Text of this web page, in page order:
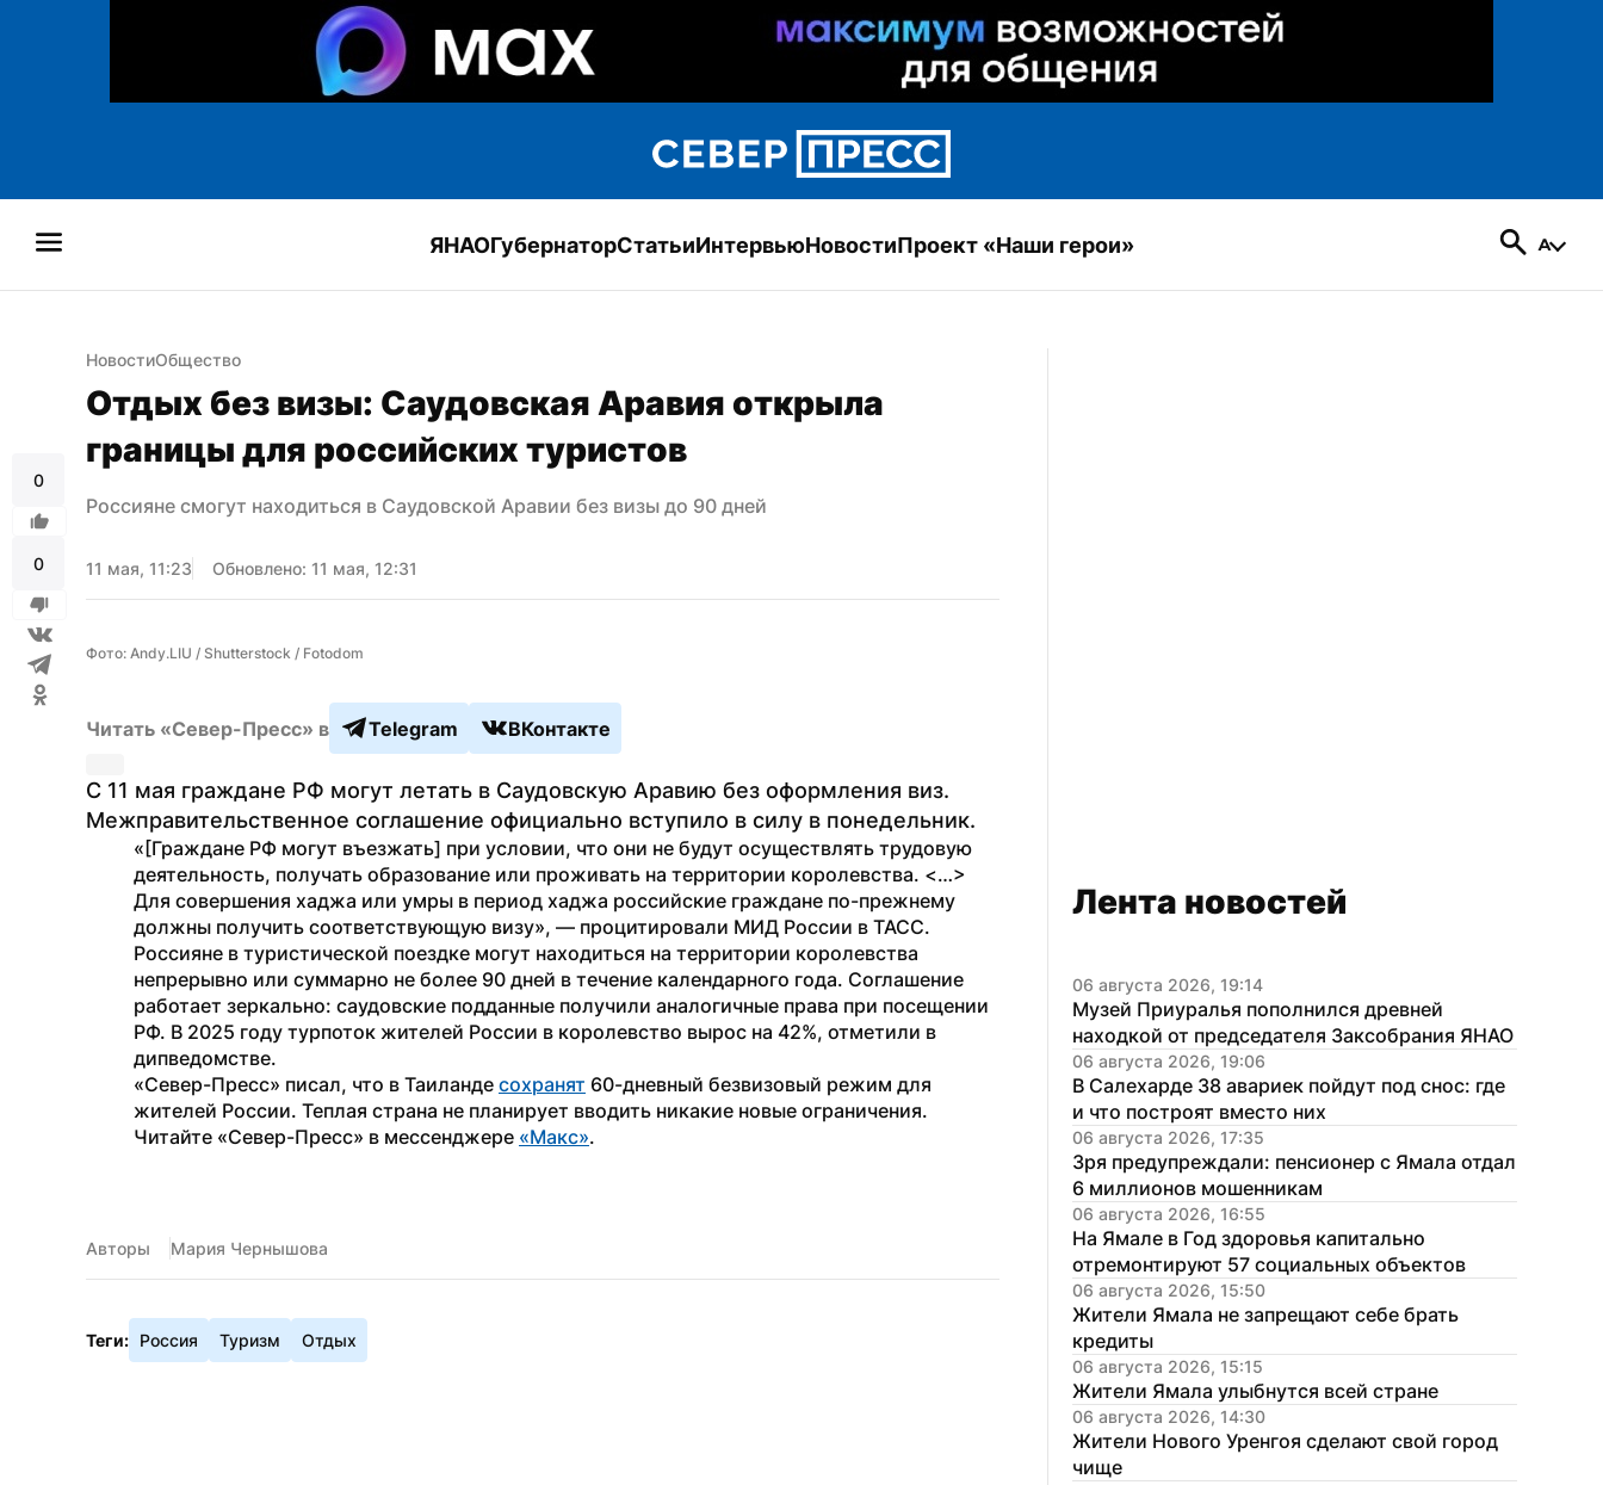
ЯНАОГубернаторСтатьиИнтервьюНовостиПроект «Наши герои»
0
0
НовостиОбщество
Отдых без визы: Саудовская Аравия открыла
границы для российских туристов
Россияне смогут находиться в Саудовской Аравии без визы до 90 дней
11 мая, 11:23 Обновлено: 11 мая, 12:31
Фото: Andy.LIU / Shutterstock / Fotodom
Читать «Север-Пресс» в Telegram ВКонтакте
С 11 мая граждане РФ могут летать в Саудовскую Аравию без оформления виз.
Межправительственное соглашение официально вступило в силу в понедельник.
«[Граждане РФ могут въезжать] при условии, что они не будут осуществлять трудовую
деятельность, получать образование или проживать на территории королевства. <…>
Для совершения хаджа или умры в период хаджа российские граждане по-прежнему
должны получить соответствующую визу», — процитировали МИД России в ТАСС.
Россияне в туристической поездке могут находиться на территории королевства
непрерывно или суммарно не более 90 дней в течение календарного года. Соглашение
работает зеркально: саудовские подданные получили аналогичные права при посещении
РФ. В 2025 году турпоток жителей России в королевство вырос на 42%, отметили в
дипведомстве.
«Север-Пресс» писал, что в Таиланде сохранят 60-дневный безвизовый режим для
жителей России. Теплая страна не планирует вводить никакие новые ограничения.
Читайте «Север-Пресс» в мессенджере «Макс».
Авторы Мария Чернышова
Теги: Россия Туризм Отдых
Лента новостей
06 августа 2026, 19:14
Музей Приуралья пополнился древней
находкой от председателя Заксобрания ЯНАО
06 августа 2026, 19:06
В Салехарде 38 авариек пойдут под снос: где
и что построят вместо них
06 августа 2026, 17:35
Зря предупреждали: пенсионер с Ямала отдал
6 миллионов мошенникам
06 августа 2026, 16:55
На Ямале в Год здоровья капитально
отремонтируют 57 социальных объектов
06 августа 2026, 15:50
Жители Ямала не запрещают себе брать
кредиты
06 августа 2026, 15:15
Жители Ямала улыбнутся всей стране
06 августа 2026, 14:30
Жители Нового Уренгоя сделают свой город
чище